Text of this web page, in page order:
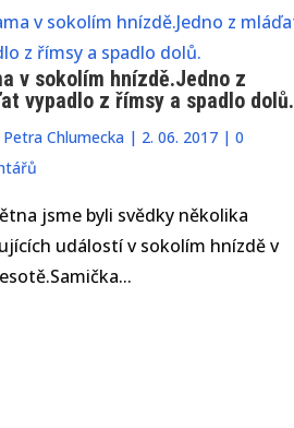
v sokolím hnízdě.Jedno z
vypadlo z římsy a spadlo dolů.
Petra Chlumecka| 2. 06. 2017| 0
jsme byli svědky několika
událostí v sokolím hnízdě v